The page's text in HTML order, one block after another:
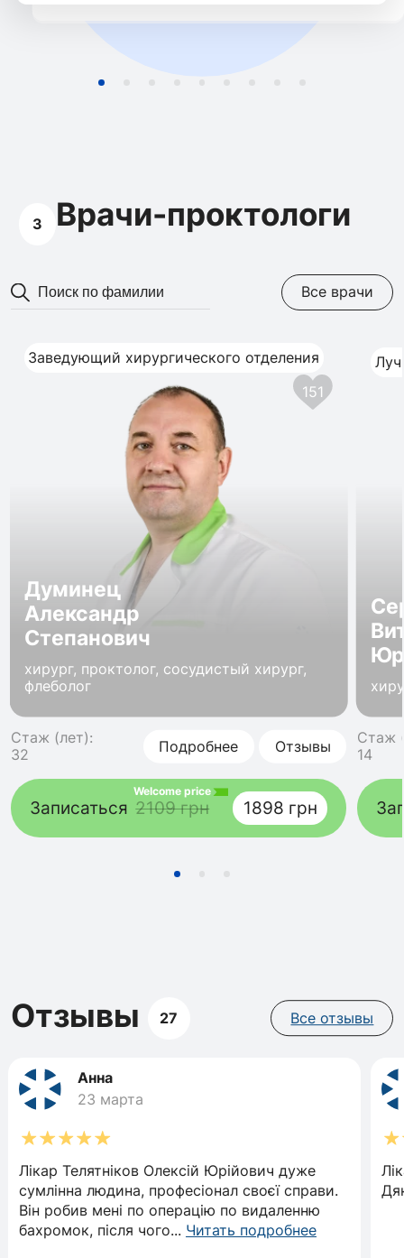
Врачи-проктологи
3
Все врачи
Заведующий хирургического отделения
151
Думинец
Александр
Степанович
хирург, проктолог, сосудистый хирург,
флеболог
Стаж (лет):
32
Подробнее Отзывы
Записаться
Welcome price
2109 грн 1898 грн
Стаж
14
Отзывы 27 Все отзывы
Анна
23 марта
Лікар Телятніков Олексій Юрійович дуже
сумлінна людина, професіонал своєї справи.
Він робив мені по операцію по видаленню
бахромок, після чого... Читать подробнее